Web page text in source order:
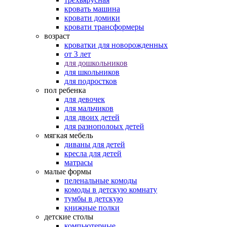
кровать машина
кровати домики
кровати трансформеры
возраст
кроватки для новорожденных
от 3 лет
для дошкольников
для школьников
для подростков
пол ребенка
для девочек
для мальчиков
для двоих детей
для разнополоых детей
мягкая мебель
диваны для детей
кресла для детей
матрасы
малые формы
пеленальные комоды
комоды в детскую комнату
тумбы в детскую
книжные полки
детские столы